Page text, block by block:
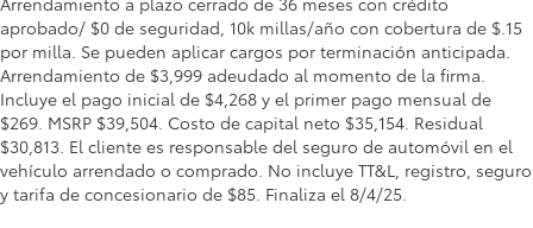
aprobado/ $0 de seguridad, 10k millas/año con cobertura de $.15
por milla. Se pueden aplicar cargos por terminación anticipada.
Arrendamiento de $3,999 adeudado al momento de la firma.
Incluye el pago inicial de $4,268 y el primer pago mensual de
$269. MSRP $39,504. Costo de capital neto $35,154. Residual
$30,813. El cliente es responsable del seguro de automóvil en el
vehículo arrendado o comprado. No incluye TT&L, registro, seguro
y tarifa de concesionario de $85. Finaliza el 8/4/25.